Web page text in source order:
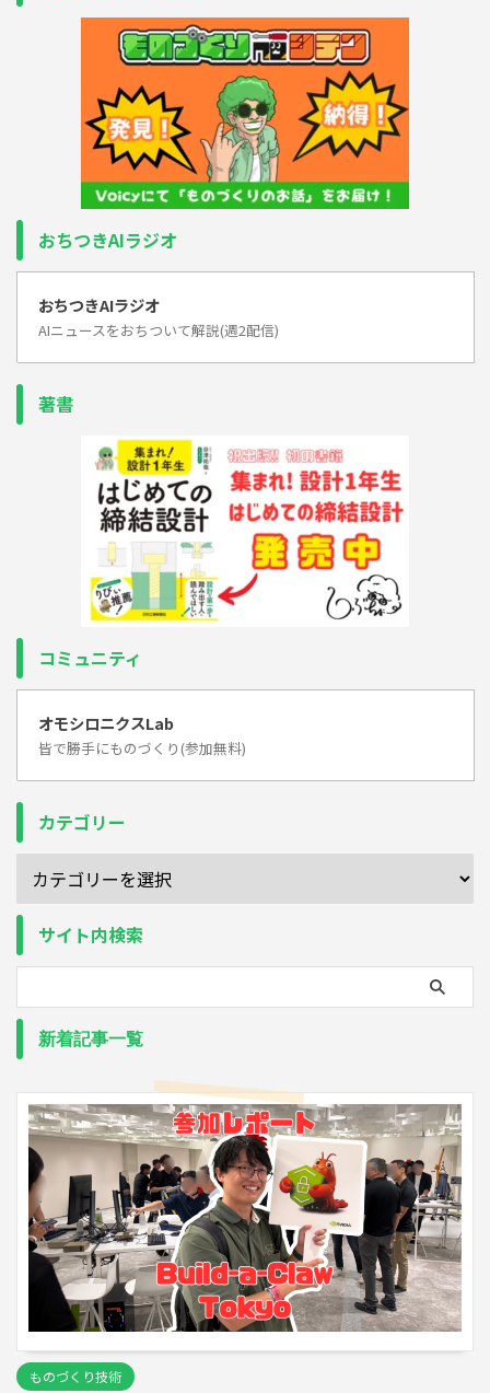
おちつきAIラジオ
おちつきAIラジオ
AIニュースをおちついて解説(週2配信)
著書
コミュニティ
オモシロニクスLab
皆で勝手にものづくり(参加無料)
カテゴリー
サイト内検索
新着記事一覧
ものづくり技術